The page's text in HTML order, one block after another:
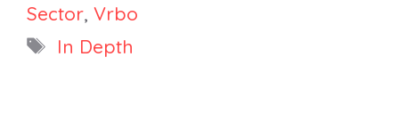
Sector, Vrbo
Etiquetas
In Depth